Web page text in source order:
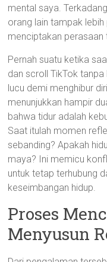
mental saya.
orang lain tampak
menciptakan perasaan
Pernah suatu ketika
dan scroll TikTok
lucu demi menghibur
menunjukkan hampir
bahwa tidur adalah
Saat itulah momen
sebanding? Apakah
maya? Ini memicu
untuk tetap terhubung
keseimbangan hidup.
Proses
Menyusun